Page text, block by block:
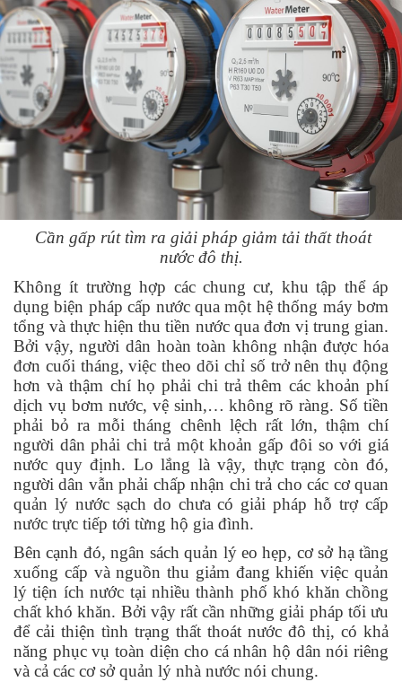
Cần gấp rút tìm ra giải pháp giảm tải thất thoát
nước đô thị.
Không ít trường hợp các chung cư, khu tập thể áp
dụng biện pháp cấp nước qua một hệ thống máy bơm
tổng và thực hiện thu tiền nước qua đơn vị trung gian.
Bởi vậy, người dân hoàn toàn không nhận được hóa
đơn cuối tháng, việc theo dõi chỉ số trở nên thụ động
hơn và thậm chí họ phải chi trả thêm các khoản phí
dịch vụ bơm nước, vệ sinh,… không rõ ràng. Số tiền
phải bỏ ra mỗi tháng chênh lệch rất lớn, thậm chí
người dân phải chi trả một khoản gấp đôi so với giá
nước quy định. Lo lắng là vậy, thực trạng còn đó,
người dân vẫn phải chấp nhận chi trả cho các cơ quan
quản lý nước sạch do chưa có giải pháp hỗ trợ cấp
nước trực tiếp tới từng hộ gia đình.
Bên cạnh đó, ngân sách quản lý eo hẹp, cơ sở hạ tầng
xuống cấp và nguồn thu giảm đang khiến việc quản
lý tiện ích nước tại nhiều thành phố khó khăn chồng
chất khó khăn. Bởi vậy rất cần những giải pháp tối ưu
để cải thiện tình trạng thất thoát nước đô thị, có khả
năng phục vụ toàn diện cho cá nhân hộ dân nói riêng
và cả các cơ sở quản lý nhà nước nói chung.